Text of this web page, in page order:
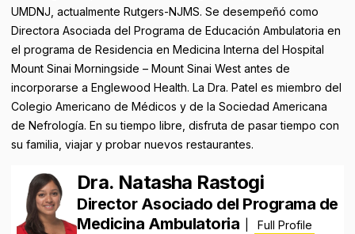
UMDNJ, actualmente Rutgers-NJMS. Se desempeñó como
Directora Asociada del Programa de Educación Ambulatoria en
el programa de Residencia en Medicina Interna del Hospital
Mount Sinai Morningside – Mount Sinai West antes de
incorporarse a Englewood Health. La Dra. Patel es miembro del
Colegio Americano de Médicos y de la Sociedad Americana
de Nefrología. En su tiempo libre, disfruta de pasar tiempo con
su familia, viajar y probar nuevos restaurantes.
Dra. Natasha Rastogi
Director Asociado del Programa de
Medicina Ambulatoria
Full Profile